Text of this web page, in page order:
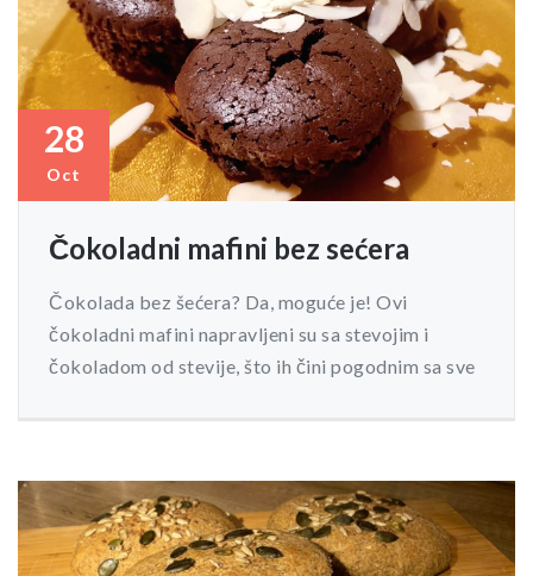
28
Oct
Čokoladni mafini bez sećera
Čokolada bez šećera? Da, moguće je! Ovi
čokoladni mafini napravljeni su sa stevojim i
čokoladom od stevije, što ih čini pogodnim sa sve